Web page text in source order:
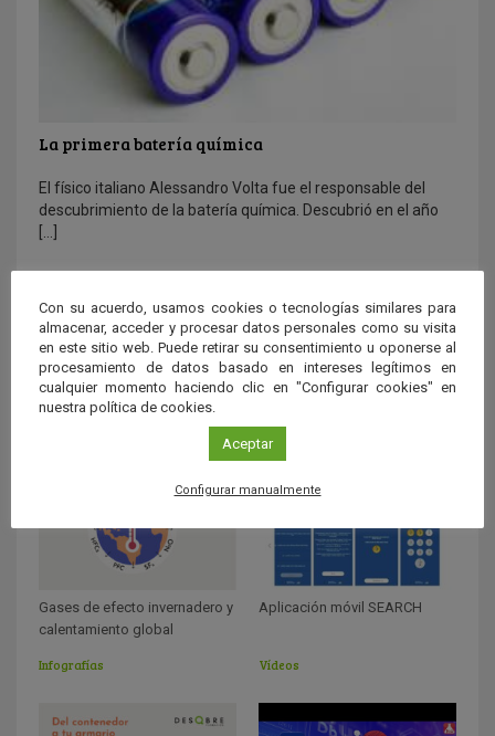
La primera batería química
El físico italiano Alessandro Volta fue el responsable del
descubrimiento de la batería química. Descubrió en el año
Recursos
Infografías
Gases de efecto invernadero y
calentamiento global
Aplicación móvil SEARCH
Infografías Vídeos
Con su acuerdo, usamos cookies o tecnologías similares para
almacenar, acceder y procesar datos personales como su visita
en este sitio web. Puede retirar su consentimiento u oponerse al
procesamiento de datos basado en intereses legítimos en
cualquier momento haciendo clic en "Configurar cookies" en
nuestra política de cookies.
Aceptar
Configurar manualmente